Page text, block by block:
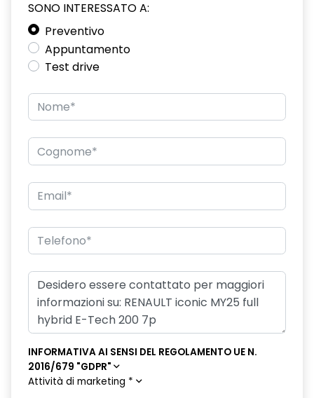
SONO INTERESSATO A:
Preventivo
Appuntamento
Test drive
INFORMATIVA AI SENSI DEL REGOLAMENTO UE N.
2016/679 "GDPR"
Attività di marketing *